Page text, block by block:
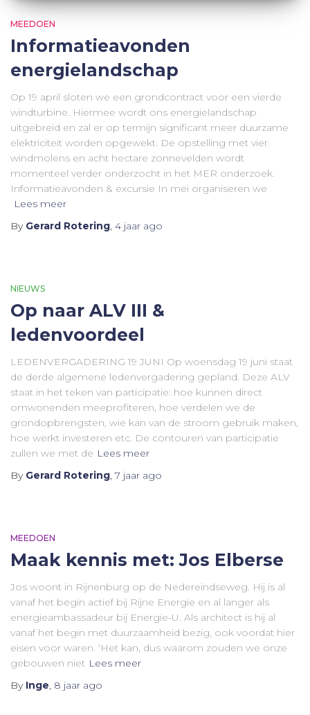
MEEDOEN
Informatieavonden
energielandschap
Op 19 april sloten we een grondcontract voor een vierde
windturbine. Hiermee wordt ons energielandschap
uitgebreid en zal er op termijn significant meer duurzame
elektriciteit worden opgewekt. De opstelling met vier
windmolens en acht hectare zonnevelden wordt
momenteel verder onderzocht in het MER onderzoek.
Informatieavonden & excursie In mei organiseren we
Lees meer
By Gerard Rotering, 4 jaar ago
NIEUWS
Op naar ALV III &
ledenvoordeel
LEDENVERGADERING 19 JUNI Op woensdag 19 juni staat
de derde algemene ledenvergadering gepland. Deze ALV
staat in het teken van participatie: hoe kunnen direct
omwonenden meeprofiteren, hoe verdelen we de
grondopbrengsten, wie kan van de stroom gebruik maken,
hoe werkt investeren etc. De contouren van participatie
zullen we met de Lees meer
By Gerard Rotering, 7 jaar ago
MEEDOEN
Maak kennis met: Jos Elberse
Jos woont in Rijnenburg op de Nedereindseweg. Hij is al
vanaf het begin actief bij Rijne Energie en al langer als
energieambassadeur bij Energie-U. Als architect is hij al
vanaf het begin met duurzaamheid bezig, ook voordat hier
eisen voor waren. ‘Het kan, dus waarom zouden we onze
gebouwen niet Lees meer
By Inge, 8 jaar ago